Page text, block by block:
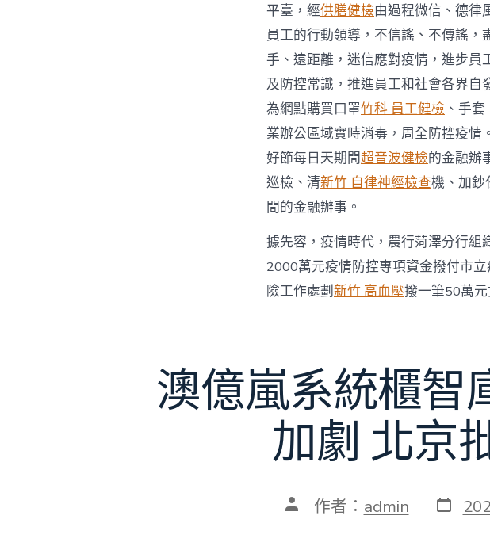
平臺，經供膳健檢由過程微信、德律
員工的行動領導，不信謠、不傳謠
手、遠距離，迷信應對疫情，進步員
及防控常識，推進員工和社會各界自
為網點購買口罩竹科 員工健檢 、手
業辦公區域實時消毒，周全防控疫
好節每日天期間超音波健檢的金融辦
巡檢、清新竹 自律神經檢查機、加鈔
間的金融辦事。
據先容，疫情時代，農行菏澤分行
2000萬元疫情防控專項資金撥付市
險工作處劃新竹 高血壓撥一筆50萬
澳億嵐系統櫃智
加劇 北京
文 作者： admin 發
表